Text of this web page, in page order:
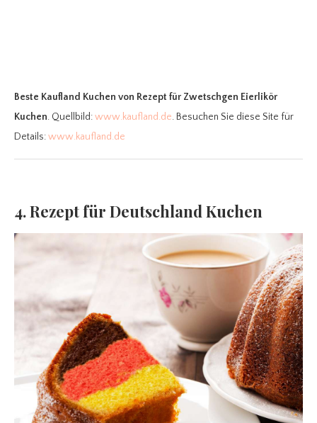
Beste Kaufland Kuchen von Rezept für Zwetschgen Eierlikör
Kuchen. Quellbild:www.kaufland.de. Besuchen Sie diese Site für
Details:www.kaufland.de
4. Rezept für Deutschland Kuchen